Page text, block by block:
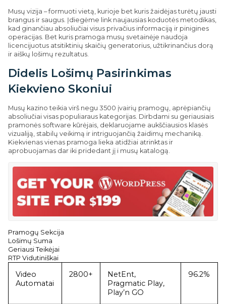
Musų vizija – formuoti vietą, kurioje bet kuris žaidėjas turėtų jausti
brangus ir saugus. Įdiegėme link naujausias koduotės metodikas,
kad ginančiau absoliučiai visus privačius informaciją ir pinigines
operacijas. Bet kuris pramoga musų svetainėje naudoja
licencijuotus atsitiktinių skaičių generatorius, užtikrinančius dorą
ir aiškų lošimų rezultatus.
Didelis Lošimų Pasirinkimas
Kiekvieno Skoniui
Musų kazino teikia virš negu 3500 įvairių pramogų, aprėpiančių
absoliučiai visas populiaraus kategorijas. Dirbdami su geriausiais
pramonės software kūrėjais, deklaruojame aukščiausios klasės
vizualiją, stabilų veikimą ir intriguojančią žaidimų mechaniką.
Kiekvienas vienas pramoga lieka atidžiai atrinktas ir
aprobuojamas dar iki pridedant jį i musų katalogą.
Pramogų Sekcija
Lošimų Suma
Geriausi Teikėjai
RTP Vidutiniškai
Video
Automatai
2800+
NetEnt,
Pragmatic Play,
Play’n GO
96.2%